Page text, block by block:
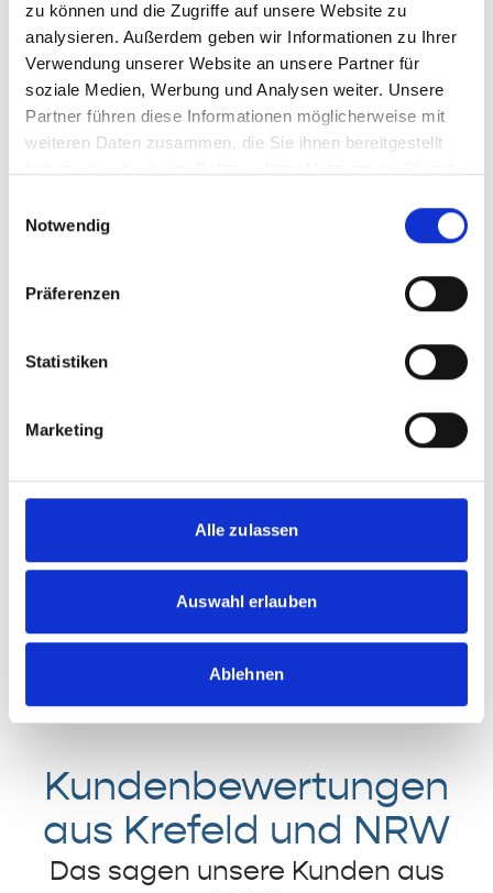
zu können und die Zugriffe auf unsere Website zu
analysieren. Außerdem geben wir Informationen zu Ihrer
Verwendung unserer Website an unsere Partner für
soziale Medien, Werbung und Analysen weiter. Unsere
Partner führen diese Informationen möglicherweise mit
weiteren Daten zusammen, die Sie ihnen bereitgestellt
Notwendig
Präferenzen
Statistiken
Marketing
Alle zulassen
Auswahl erlauben
Ablehnen
Warum Banovia in
Krefeld und NRW?
Warum Banovia in Krefeld und
NRW die richtige Wahl ist
Mit unserer jahrelangen Erfahrung im Bereich
Ihnen maßgeschneiderte, barrierefreie
dass Ihr Badezimmer den höchsten Standards
Außerdem unterstützen wir Sie bei der
Erfahrenes Team im Bereich barrierefreie
Badsanierungen in NRW
Düsseldorf und Umgebung
Unterstützung bei der Finanzierung von
Badsanierungen in NRW
Schnelle und zuverlässige Umsetzung Ihrer
Kundenbewertungen
aus Krefeld und NRW
Das sagen unsere Kunden aus